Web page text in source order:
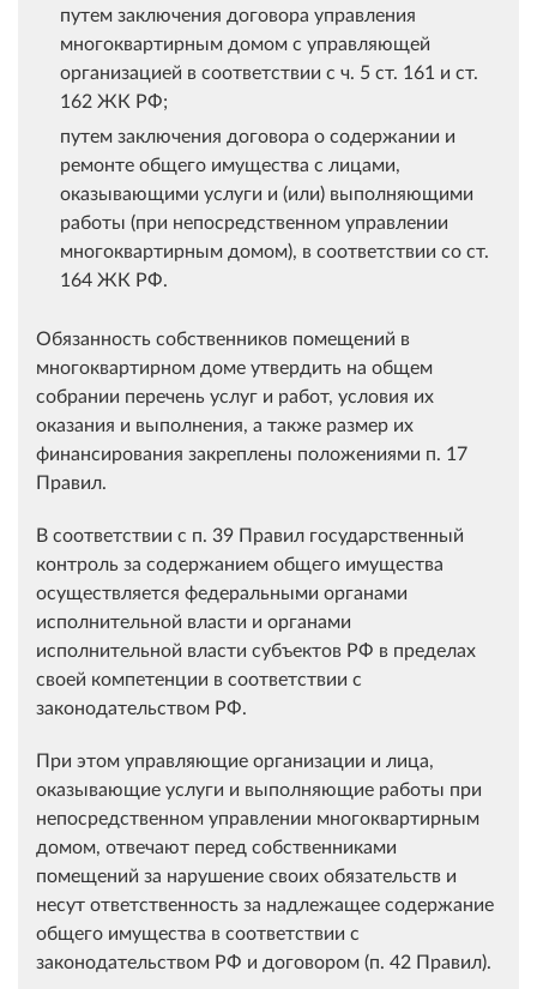
путем заключения договора управления
многоквартирным домом с управляющей
организацией в соответствии с ч. 5 ст. 161 и ст.
162 ЖК РФ;
путем заключения договора о содержании и
ремонте общего имущества с лицами,
оказывающими услуги и (или) выполняющими
работы (при непосредственном управлении
многоквартирным домом), в соответствии со ст.
164 ЖК РФ.
Обязанность собственников помещений в
многоквартирном доме утвердить на общем
собрании перечень услуг и работ, условия их
оказания и выполнения, а также размер их
финансирования закреплены положениями п. 17
Правил.
В соответствии с п. 39 Правил государственный
контроль за содержанием общего имущества
осуществляется федеральными органами
исполнительной власти и органами
исполнительной власти субъектов РФ в пределах
своей компетенции в соответствии с
законодательством РФ.
При этом управляющие организации и лица,
оказывающие услуги и выполняющие работы при
непосредственном управлении многоквартирным
домом, отвечают перед собственниками
помещений за нарушение своих обязательств и
несут ответственность за надлежащее содержание
общего имущества в соответствии с
законодательством РФ и договором (п. 42 Правил).